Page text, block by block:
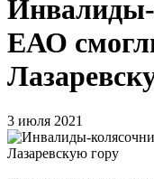
Инвалиды-
ЕАО
3 июля 2021